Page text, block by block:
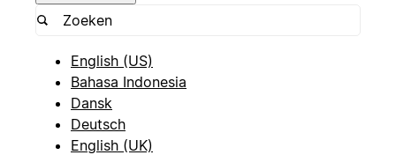
English (US)
Bahasa Indonesia
Dansk
Deutsch
English (UK)